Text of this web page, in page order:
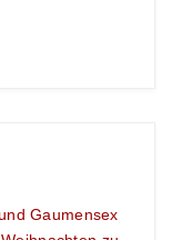
Gaumensex